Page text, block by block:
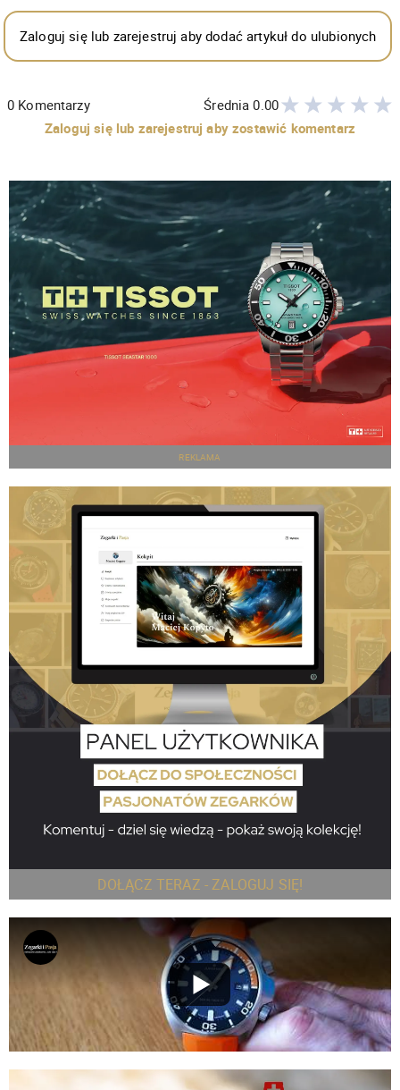
Zaloguj się lub zarejestruj aby dodać artykuł do ulubionych
0 Komentarzy Średnia0.00
Zaloguj się lub zarejestruj aby zostawić komentarz
REKLAMA
DOŁĄCZ TERAZ - ZALOGUJ SIĘ!